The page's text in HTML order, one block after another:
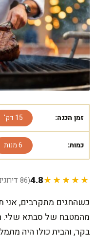
זמן הכנה: 15 דק'
כמות: 6 מנות
★★★★★
4.8(86 דירוגים)
כשהחגים מתקרבים, אני
מהמטבח של סבתא שלי.
בקר, והבית כולו היה